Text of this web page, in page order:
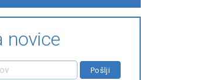
novice